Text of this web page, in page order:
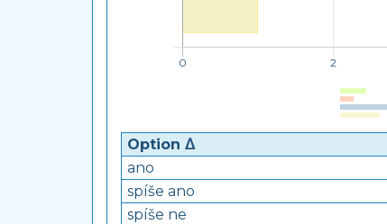
Option ᐃ
ano
spíše ano
spíše ne